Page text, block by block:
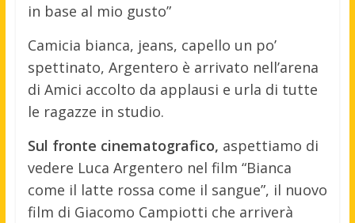
in base al mio gusto”
Camicia bianca, jeans, capello un po’
spettinato, Argentero è arrivato nell’arena
di Amici accolto da applausi e urla di tutte
le ragazze in studio.
Sul fronte cinematografico, aspettiamo di
vedere Luca Argentero nel film “Bianca
come il latte rossa come il sangue”, il nuovo
film di Giacomo Campiotti che arriverà